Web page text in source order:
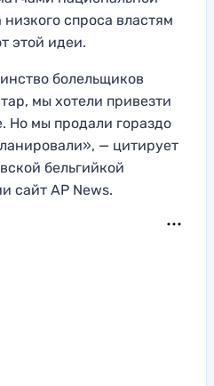
спроса властям
этой идеи.
болельщиков
мы хотели привезти
Но мы продали гораздо
— цитирует
бельгийкой
сайт AP News.